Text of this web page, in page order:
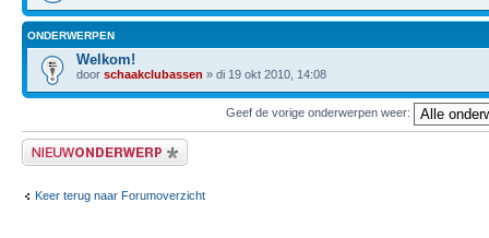
ONDERWERPEN
Welkom!
door schaakclubassen » di 19 okt 2010, 14:08
Geef de vorige onderwerpen weer:
Plaats een nieuw bericht
Keer terug naar Forumoverzicht